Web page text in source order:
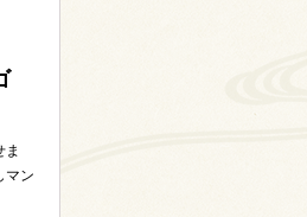
ま
マン